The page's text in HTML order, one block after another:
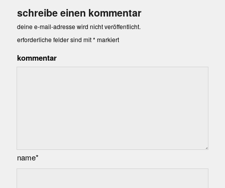
schreibe einen kommentar
deine e-mail-adresse wird nicht veröffentlicht.
erforderliche felder sind mit* markiert
kommentar
name*